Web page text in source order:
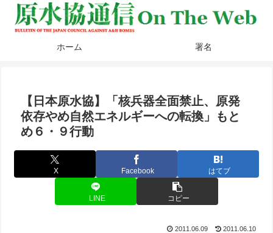
ホーム 署名
【日本原水協】「核兵器全面禁止、原発
依存やめ自然エネルギーへの転換」もと
め６・９行動
X Facebook はてブ
LINE コピー
2011.06.09 2011.06.10